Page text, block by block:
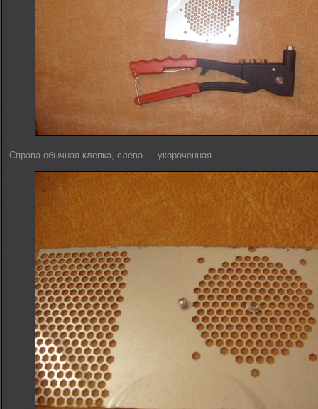
Справа обычная клепка, слева — укороченная.